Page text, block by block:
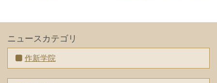
ニュースカテゴリ
作新学院